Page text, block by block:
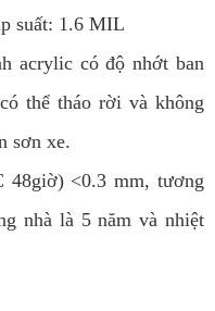
suất: 1.6 MIL
acrylic có độ nhớt ban
thể tháo rời và không
sơn xe.
48giờ) <0.3 mm, tương
nhà là 5 năm và nhiệt